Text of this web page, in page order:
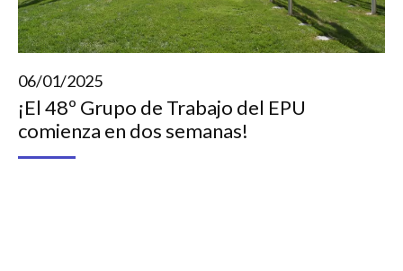
06/01/2025
¡El 48º Grupo de Trabajo del EPU
comienza en dos semanas!